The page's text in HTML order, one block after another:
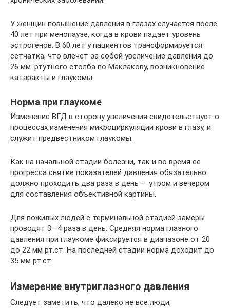
У женщин повышение давления в глазах случается после
40 лет при менопаузе, когда в крови падает уровень
эстрогенов. В 60 лет у пациентов трансформируется
сетчатка, что влечет за собой увеличение давления до
26 мм. ртутного столба по Маклакову, возникновение
катаракты и глаукомы.
Норма при глаукоме
Изменение ВГД в сторону увеличения свидетельствует о
процессах изменения микроциркуляции крови в глазу, и
служит предвестником глаукомы.
Как на начальной стадии болезни, так и во время ее
прогресса снятие показателей давления обязательно
должно проходить два раза в день — утром и вечером
для составления объективной картины.
Для пожилых людей с терминальной стадией замеры
проводят 3—4 раза в день. Средняя норма глазного
давления при глаукоме фиксируется в диапазоне от 20
до 22 мм рт.ст. На последней стадии норма доходит до
35 мм рт.ст.
Измерение внутриглазного давления
Следует заметить, что далеко не все люди,